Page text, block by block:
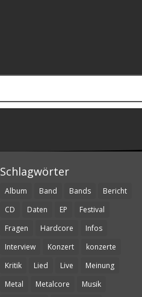
Schlagwörter
Album Band Bands
Bericht
CD
Daten EP
Festival
Fragen
Hardcore
Infos
Interview
Konzert
konzerte
Kritik
Lied Live
Meinung
Metal
Metalcore
Musik